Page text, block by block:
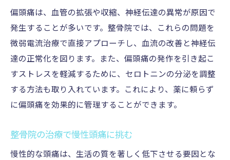
偏頭痛は、血管の拡張や収縮、神経伝達の異常が原因で
発生することが多いです。整骨院では、これらの問題を
微弱電流治療で直接アプローチし、血流の改善と神経伝
達の正常化を図ります。また、偏頭痛の発作を引き起こ
すストレスを軽減するために、セロトニンの分泌を調整
する方法も取り入れています。これにより、薬に頼らず
に偏頭痛を効果的に管理することができます。
整骨院の治療で慢性頭痛に挑む
慢性的な頭痛は、生活の質を著しく低下させる要因とな